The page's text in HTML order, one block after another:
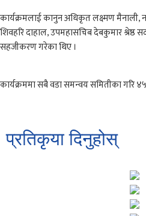
कार्यक्रमलाई कानुन अधिकृत लक्ष्मण
शिवहरि दाहाल, उपमहासचिब देबकुमार
सहजीकरण गरेका थिए ।
कार्यक्रममा सबै वडा समन्वय समितीका गरि
प्रतिकृया दिनुहोस्